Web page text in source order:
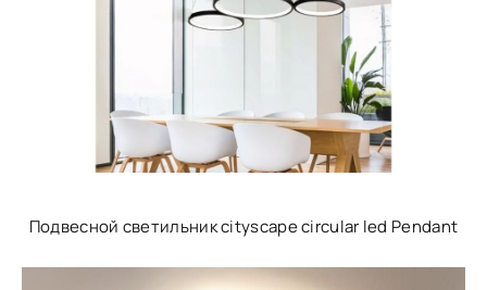
Подвесной светильник cityscape circular led Pendant